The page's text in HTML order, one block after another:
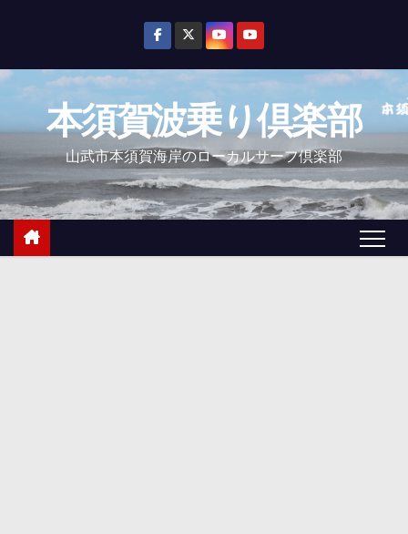
ン
へ
キ
ッ
本須賀波乗り倶楽部
山武市本須賀海岸のローカルサーフ倶楽部